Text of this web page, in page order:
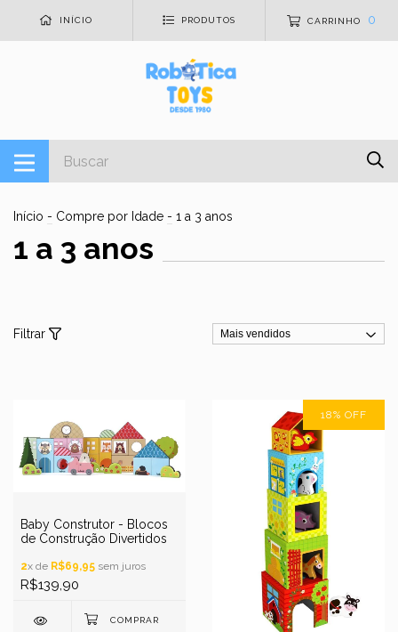
INÍCIO PRODUTOS CARRINHO 0
Início - Compre por Idade - 1 a 3 anos
1 a 3 anos
Filtrar
Baby Construtor - Blocos
de Construção Divertidos
2x de R$69,95 sem juros
R$139,90
18% OFF